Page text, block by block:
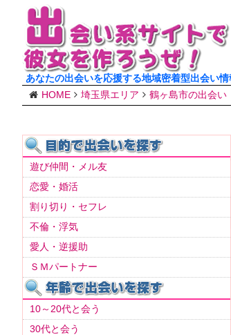
あなたの出会いを応援する地域密着型出会い情
HOME
埼玉県エリア 鶴ヶ島市の出会い
遊び仲間・メル友
恋愛・婚活
割り切り・セフレ
不倫・浮気
愛人・逆援助
ＳＭパートナー
10～20代と会う
30代と会う